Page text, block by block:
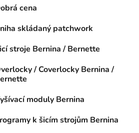
cena
skládaný patchwork
stroje Bernina / Bernette
/ Coverlocky Bernina /
moduly Bernina
k šicím strojům Bernina